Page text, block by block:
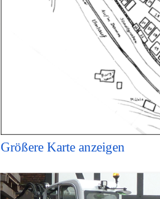
Größere Karte anzeigen